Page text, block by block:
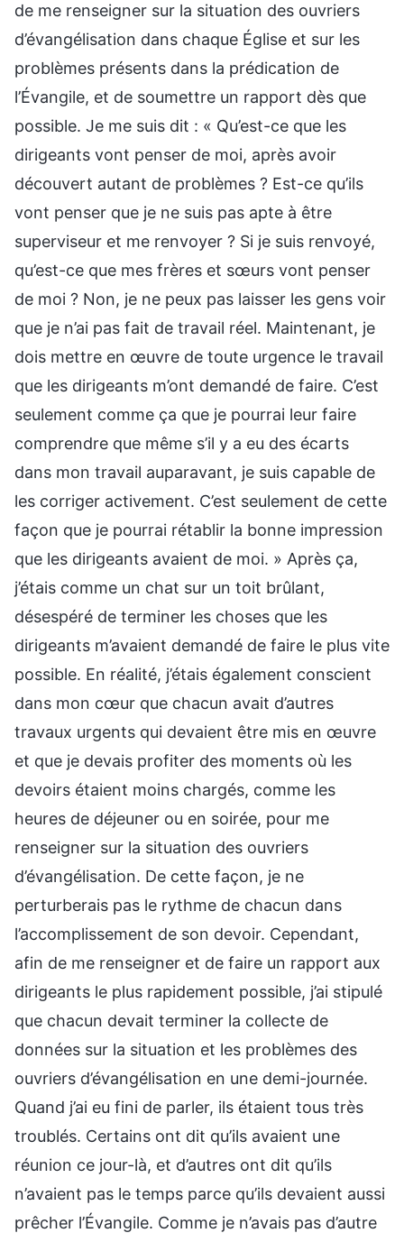
de me renseigner sur la situation des ouvriers
d’évangélisation dans chaque Église et sur les
problèmes présents dans la prédication de
l’Évangile, et de soumettre un rapport dès que
possible. Je me suis dit : « Qu’est-ce que les
dirigeants vont penser de moi, après avoir
découvert autant de problèmes ? Est-ce qu’ils
vont penser que je ne suis pas apte à être
superviseur et me renvoyer ? Si je suis renvoyé,
qu’est-ce que mes frères et sœurs vont penser
de moi ? Non, je ne peux pas laisser les gens voir
que je n’ai pas fait de travail réel. Maintenant, je
dois mettre en œuvre de toute urgence le travail
que les dirigeants m’ont demandé de faire. C’est
seulement comme ça que je pourrai leur faire
comprendre que même s’il y a eu des écarts
dans mon travail auparavant, je suis capable de
les corriger activement. C’est seulement de cette
façon que je pourrai rétablir la bonne impression
que les dirigeants avaient de moi. » Après ça,
j’étais comme un chat sur un toit brûlant,
désespéré de terminer les choses que les
dirigeants m’avaient demandé de faire le plus vite
possible. En réalité, j’étais également conscient
dans mon cœur que chacun avait d’autres
travaux urgents qui devaient être mis en œuvre
et que je devais profiter des moments où les
devoirs étaient moins chargés, comme les
heures de déjeuner ou en soirée, pour me
renseigner sur la situation des ouvriers
d’évangélisation. De cette façon, je ne
perturberais pas le rythme de chacun dans
l’accomplissement de son devoir. Cependant,
afin de me renseigner et de faire un rapport aux
dirigeants le plus rapidement possible, j’ai stipulé
que chacun devait terminer la collecte de
données sur la situation et les problèmes des
ouvriers d’évangélisation en une demi-journée.
Quand j’ai eu fini de parler, ils étaient tous très
troublés. Certains ont dit qu’ils avaient une
réunion ce jour-là, et d’autres ont dit qu’ils
n’avaient pas le temps parce qu’ils devaient aussi
prêcher l’Évangile. Comme je n’avais pas d’autre